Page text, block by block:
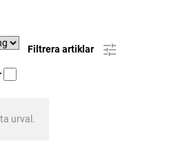
Filtrera artiklar
urval.